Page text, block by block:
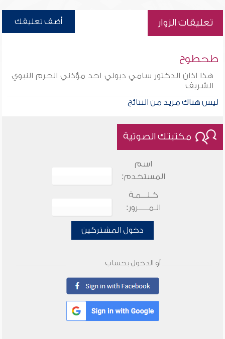
تعليقات الزوار أضف تعليقك
طحطوح
هذا اذان الدكتور سامي ديولي احد مؤذني الحرم النبوي
الشريف
ليس هناك مزيد من النتائج
مكتبتك الصوتية
اسم
المستخدم:
كـلـــمـة
الـمـــــرور:
دخول المشتركين
أو الدخول بحساب